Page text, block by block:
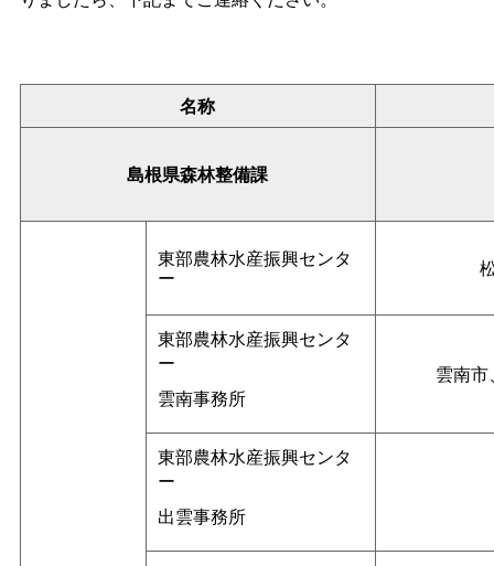
名称
島根県森林整備課
東部農林水産振興センタ
ー
東部農林水産振興センタ
ー
雲南事務所
雲南
東部農林水産振興センタ
ー
出雲事務所